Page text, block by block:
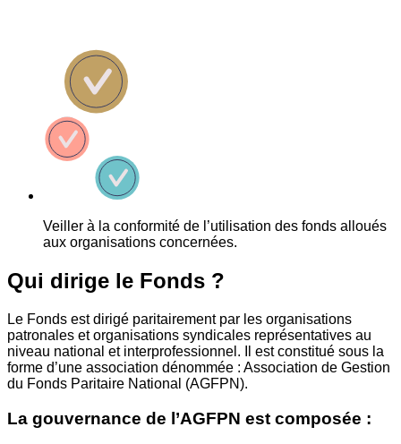
Veiller à la conformité de l’utilisation des fonds alloués
aux organisations concernées.
Qui dirige le Fonds ?
Le Fonds est dirigé paritairement par les organisations
patronales et organisations syndicales représentatives au
niveau national et interprofessionnel. Il est constitué sous la
forme d’une association dénommée : Association de Gestion
du Fonds Paritaire National (AGFPN).
La gouvernance de l’AGFPN est composée :